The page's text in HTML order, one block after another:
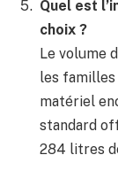
Quel est
choix ?
Le volume
les
matériel
standard
284 litres